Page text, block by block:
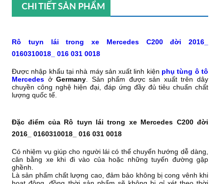
CHI TIẾT SẢN PHẨM
Rô tuyn lái trong xe Mercedes C200 đời 2016_
0160310018_ 016 031 0018
Được nhập khẩu tại nhà máy sản xuất linh kiện phụ tùng ô tô
Mercedes ởGermany . Sản phẩm được sản xuất trên dây
chuyền công nghệ hiện đại, đáp ứng đầy đủ tiêu chuẩn chất
lượng quốc tế.
Đặc điểm của Rô tuyn lái trong xe Mercedes C200 đời
2016_ 0160310018_ 016 031 0018
Có nhiệm vụ giúp cho người lái có thể chuyển hướng dễ dàng,
cân bằng xe khi đi vào của hoặc những tuyến đường gập
ghềnh.
Là sản phẩm chất lượng cao, đảm bảo không bị cong vênh khi